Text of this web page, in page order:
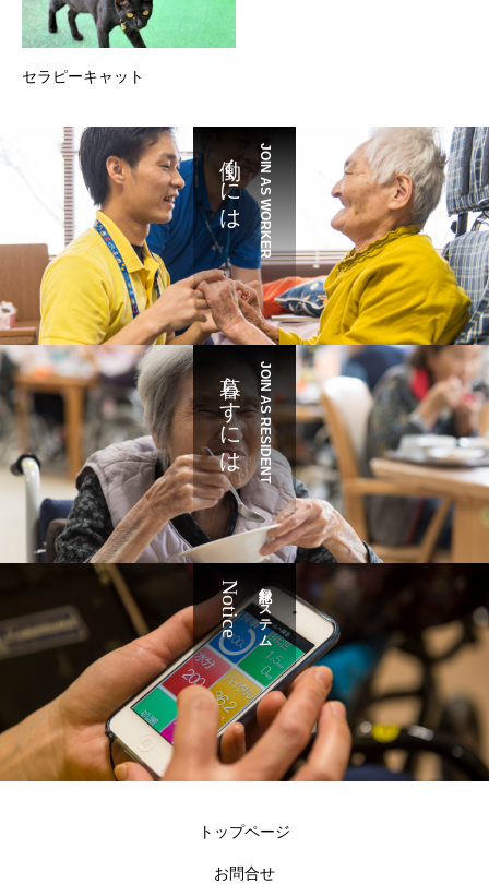
セラピーキャット
JOIN AS WORKER
働くには
JOIN AS RESIDENT
暮らすには
記録システム
Notice
トップページ
お問合せ